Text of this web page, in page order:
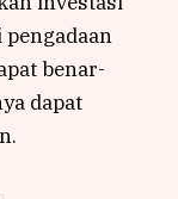
benar-
dapat